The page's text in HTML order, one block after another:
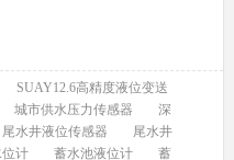
SUAY12.6高精度液位变送
城市供水压力传感器
深
尾水井液位传感器
尾水井
计 蓄水池液位计
蓄